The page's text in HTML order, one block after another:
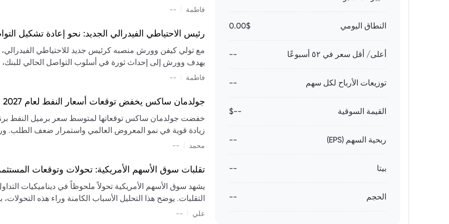
النطاق اليومي 0.00$
أعلى/ أقل سعر في ٥٢ أسبوعًا --
توزيعات الأرباح لكل سهم --
القيمة السوقية --$
ربحية السهم (EPS) --
بيتا --
الحجم --
تشكيل تقييم الصناعة، مع توقعات بارتفاع مستمر في الأسعار
فاطمة --
رئيس الاحتياطي الفيدرالي الجديد: نحو إعادة تشكيل
مع تولي كيفن وورش منصبه كرئيس جديد للاحتياطي الفيدرالي،
يهدف وورش إلى إحداث ثورة في أسلوب التواصل الحالي للبنك،
السياسة ويمنح البنك المركزي دوراً مبالغاً فيه. يسعى إلى
فاطمة --
جولدمان ساكس يخفض توقعات أسعار النفط لعام 2027 وسط تغيرات في العرض والطلب
زيادة قوية في نمو المعروض العالمي واستمرار ضعف الطلب.
العالمية في الربع الثاني
سابقًا. من المتوقع عودة صادرات دول الخليج إلى طبيعتها
عدم اليقين الجيوسياسي يمكن أن يؤدي إلى تقلبات سعرية
استمرار الاضطرابات، وسيناريوهات لانخفاض الأسعار في
إضافي.
محمد --
تقلبات سوق الأسهم الأمريكية: تحولات وتوقعات
يشهد سوق الأسهم الأمريكية تحولاً ملحوظاً في ديناميكيات
التقلبات. يوضح هذا التحليل الأسباب الكامنة وراء هذه
علي --